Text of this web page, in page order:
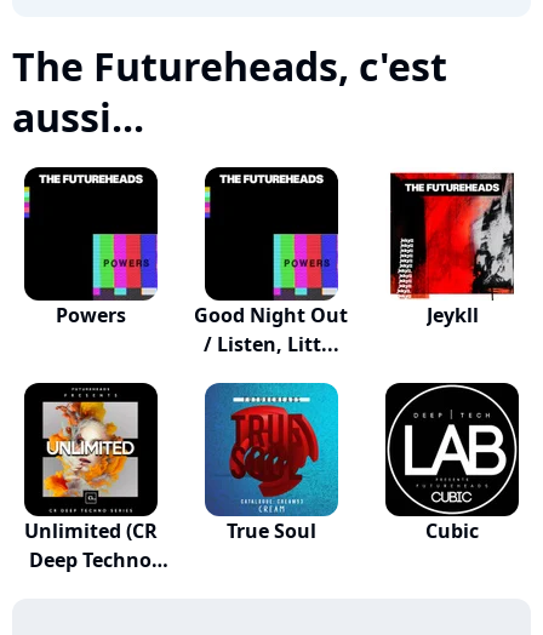
The Futureheads, c'est
aussi...
Powers
Good Night Out
/ Listen, Litt...
Jeykll
Unlimited (CR
Deep Techno
True Soul Cubic